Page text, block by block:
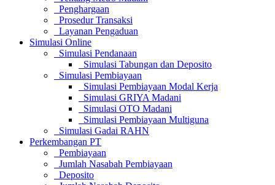
Penghargaan
Prosedur Transaksi
Layanan Pengaduan
Simulasi Online
Simulasi Pendanaan
Simulasi Tabungan dan Deposito
Simulasi Pembiayaan
Simulasi Pembiayaan Modal Kerja
Simulasi GRIYA Madani
Simulasi OTO Madani
Simulasi Pembiayaan Multiguna
Simulasi Gadai RAHN
Perkembangan PT
Pembiayaan
Jumlah Nasabah Pembiayaan
Deposito